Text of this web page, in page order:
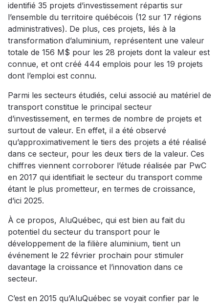
identifié 35 projets d’investissement répartis sur
l’ensemble du territoire québécois (12 sur 17 régions
administratives). De plus, ces projets, liés à la
transformation d’aluminium, représentent une valeur
totale de 156 M$ pour les 28 projets dont la valeur est
connue, et ont créé 444 emplois pour les 19 projets
dont l’emploi est connu.
Parmi les secteurs étudiés, celui associé au matériel de
transport constitue le principal secteur
d’investissement, en termes de nombre de projets et
surtout de valeur. En effet, il a été observé
qu’approximativement le tiers des projets a été réalisé
dans ce secteur, pour les deux tiers de la valeur. Ces
chiffres viennent corroborer l’étude réalisée par PwC
en 2017 qui identifiait le secteur du transport comme
étant le plus prometteur, en termes de croissance,
d’ici 2025.
À ce propos, AluQuébec, qui est bien au fait du
potentiel du secteur du transport pour le
développement de la filière aluminium, tient un
événement le 22 février prochain pour stimuler
davantage la croissance et l’innovation dans ce
secteur.
C’est en 2015 qu’AluQuébec se voyait confier par le